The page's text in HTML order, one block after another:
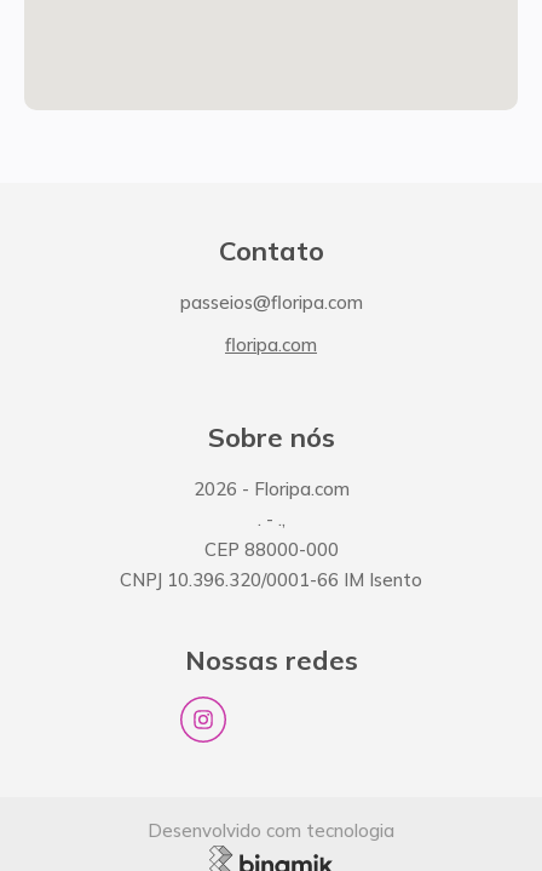
Contato
passeios@floripa.com
floripa.com
Sobre nós
2026 - Floripa.com
. - .,
CEP 88000-000
CNPJ 10.396.320/0001-66 IM Isento
Nossas redes
Desenvolvido com tecnologia